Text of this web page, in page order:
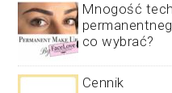
Mnogość
co wybrać?
Cennik